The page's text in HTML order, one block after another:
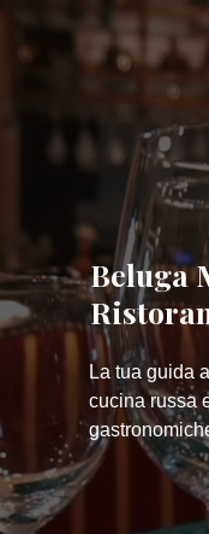
Beluga
La tua guida
cucina russa